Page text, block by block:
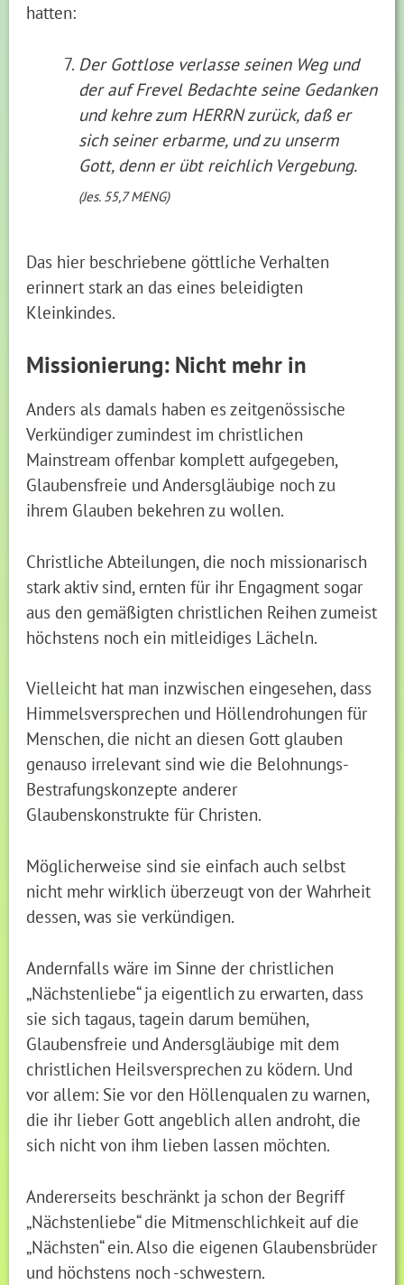
hatten:
Der Gottlose verlasse seinen Weg und
der auf Frevel Bedachte seine Gedanken
und kehre zum HERRN zurück, daß er
sich seiner erbarme, und zu unserm
Gott, denn er übt reichlich Vergebung.
(Jes. 55,7 MENG)
Das hier beschriebene göttliche Verhalten
erinnert stark an das eines beleidigten
Kleinkindes.
Missionierung: Nicht mehr in
Anders als damals haben es zeitgenössische
Verkündiger zumindest im christlichen
Mainstream offenbar komplett aufgegeben,
Glaubensfreie und Andersgläubige noch zu
ihrem Glauben bekehren zu wollen.
Christliche Abteilungen, die noch missionarisch
stark aktiv sind, ernten für ihr Engagment sogar
aus den gemäßigten christlichen Reihen zumeist
höchstens noch ein mitleidiges Lächeln.
Vielleicht hat man inzwischen eingesehen, dass
Himmelsversprechen und Höllendrohungen für
Menschen, die nicht an diesen Gott glauben
genauso irrelevant sind wie die Belohnungs-
Bestrafungskonzepte anderer
Glaubenskonstrukte für Christen.
Möglicherweise sind sie einfach auch selbst
nicht mehr wirklich überzeugt von der Wahrheit
dessen, was sie verkündigen.
Andernfalls wäre im Sinne der christlichen
„Nächstenliebe“ ja eigentlich zu erwarten, dass
sie sich tagaus, tagein darum bemühen,
Glaubensfreie und Andersgläubige mit dem
christlichen Heilsversprechen zu ködern. Und
vor allem: Sie vor den Höllenqualen zu warnen,
die ihr lieber Gott angeblich allen androht, die
sich nicht von ihm lieben lassen möchten.
Andererseits beschränkt ja schon der Begriff
„Nächstenliebe“ die Mitmenschlichkeit auf die
„Nächsten“ ein. Also die eigenen Glaubensbrüder
und höchstens noch -schwestern.